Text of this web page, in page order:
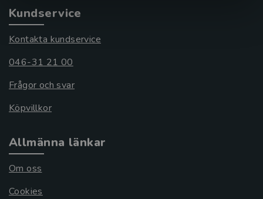
Kundservice
Kontakta kundservice
046-31 21 00
Frågor och svar
Köpvillkor
Allmänna länkar
Om oss
Cookies